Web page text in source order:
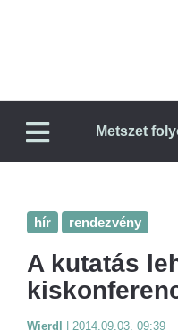
Metszet
hír rendezvény
A kutatás
Wierdl 2014.09.03. 09:39